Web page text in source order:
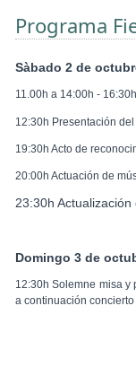
Programa
Sàbado 2 de
11.00h a 14:00h -
12:30h Presentación
19:30h Acto de
20:00h Actuación de
23:30h
Domingo 3 de
12:30h Solemne misa
a continuación